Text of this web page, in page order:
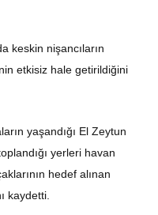
keskin nişancıların
etkisiz hale getirildiğini
yaşandığı El Zeytun
yerleri havan
hedef alınan
kaydetti.